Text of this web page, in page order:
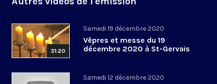
31:20
Samedi 19 décembre 2020
Vêpres et messe du 19
décembre 2020 à St-Gervais
Samedi 12 décembre 2020